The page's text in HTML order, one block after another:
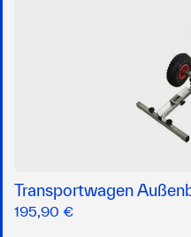
Transportwagen
195,90 €